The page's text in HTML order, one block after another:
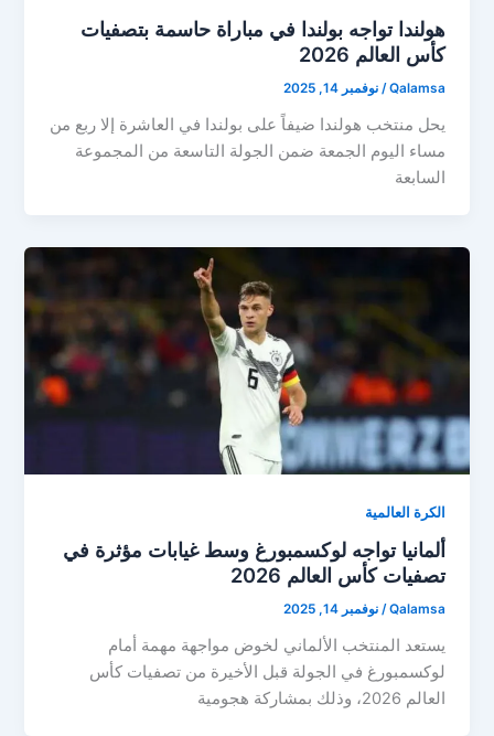
هولندا تواجه بولندا في مباراة حاسمة بتصفيات
كأس العالم 2026
Qalamsa
/نوفمبر 14, 2025
يحل منتخب هولندا ضيفاً على بولندا في العاشرة إلا ربع من
مساء اليوم الجمعة ضمن الجولة التاسعة من المجموعة
السابعة
الكرة العالمية
ألمانيا تواجه لوكسمبورغ وسط غيابات مؤثرة في
تصفيات كأس العالم 2026
Qalamsa
/نوفمبر 14, 2025
يستعد المنتخب الألماني لخوض مواجهة مهمة أمام
لوكسمبورغ في الجولة قبل الأخيرة من تصفيات كأس
العالم 2026، وذلك بمشاركة هجومية